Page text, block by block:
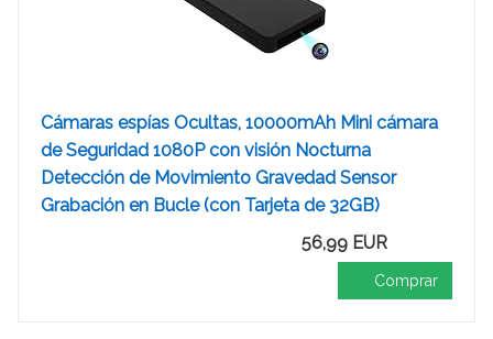
Cámaras espías Ocultas, 10000mAh Mini cámara
de Seguridad 1080P con visión Nocturna
Detección de Movimiento Gravedad Sensor
Grabación en Bucle (con Tarjeta de 32GB)
56,99 EUR
Comprar